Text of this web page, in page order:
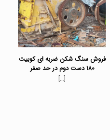
فروش سنگ شکن ضربه ای کوبیت
۱۸۰ دست دوم در حد صفر
[…]